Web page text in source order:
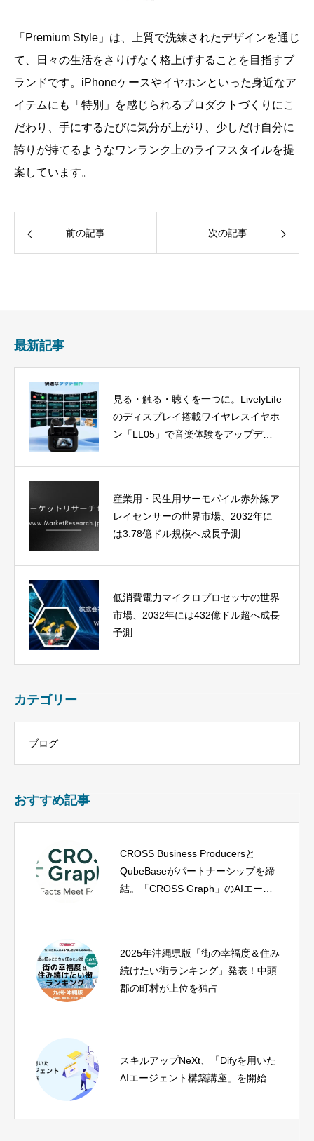
「Premium Style」は、上質で洗練されたデザインを通じ
て、日々の生活をさりげなく格上げすることを目指すブ
ランドです。iPhoneケースやイヤホンといった身近なア
イテムにも「特別」を感じられるプロダクトづくりにこ
だわり、手にするたびに気分が上がり、少しだけ自分に
誇りが持てるようなワンランク上のライフスタイルを提
案しています。
前の記事 次の記事
最新記事
見る・触る・聴くを一つに。LivelyLife
のディスプレイ搭載ワイヤレスイヤホ
ン「LL05」で音楽体験をアップデー
産業用・民生用サーモパイル赤外線ア
レイセンサーの世界市場、2032年に
は3.78億ドル規模へ成長予測
低消費電力マイクロプロセッサの世界
市場、2032年には432億ドル超へ成長
予測
カテゴリー
ブログ
おすすめ記事
CROSS Business Producersと
QubeBaseがパートナーシップを締
結。「CROSS Graph」のAIエージ
2025年沖縄県版「街の幸福度＆住み
続けたい街ランキング」発表！中頭
郡の町村が上位を独占
スキルアップNeXt、「Difyを用いた
AIエージェント構築講座」を開始